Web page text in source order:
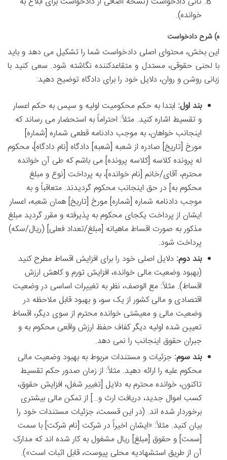
خوانده).
ه) شرح دادخواست
این بخش، محتوای اصلی دادخواست شما را تشکیل می دهد و باید
با لحنی حقوقی، مستدل و متقاعدکننده نگاشته شود. سعی کنید با
زبانی روشن و روان، دلایل خود را برای دادگاه توضیح دهید:
بند اول: ابتدا به حکم محکومیت اولیه و سپس به حکم اعسار
و تقسیط اشاره کنید. مثلاً: احتراماً به استحضار می رساند که
اینجانب خواهان، به موجب دادنامه قطعی شماره [شماره]
مورخ [تاریخ] صادره از شعبه [شعبه] دادگاه [نام دادگاه]، محکوم
له پرونده کلاسه [کلاسه پرونده] می باشم که طی آن خوانده
محترم، آقای/خانم [نام خوانده]، به پرداخت [نوع و مبلغ
محکوم به] در حق اینجانب محکوم گردیدند. متعاقباً و به
موجب دادنامه شماره [شماره] مورخ [تاریخ] همان شعبه، اعسار
ایشان از پرداخت یکجای محکوم به پذیرفته و مقرر گردید مبلغ
مذکور به صورت اقساط ماهیانه [مبلغ/تعداد فعلی] (ریال/سکه)
پرداخت شود.
بند دوم: دلایل اصلی خود را برای افزایش اقساط مطرح کنید
(بهبود وضعیت مالی خوانده، افزایش تورم و کاهش ارزش
اقساط). مثلاً: مع الوصف، نظر به تغییرات اساسی در وضعیت
اقتصادی و مالی کشور از یک سو، و بهبود قابل ملاحظه در
وضعیت مالی و معیشتی خوانده محترم از سوی دیگر، اقساط
تعیین شده اولیه دیگر کفاف حفظ ارزش واقعی محکوم به و
جبران حقوق اینجانب را نمی دهد.
بند سوم: جزئیات و مستندات مربوط به بهبود وضعیت مالی
محکوم علیه را ارائه دهید. مثلاً: از زمان صدور حکم تقسیط
تاکنون، خوانده محترم به دلایل [تغییر شغل، افزایش حقوق،
کسب اموال جدید، دریافت ارث و…] از تمکن مالی بیشتری
برخوردار شده اند. (در این قسمت، جزئیات مستندات خود را
بیان کنید. مثلاً: «ایشان اخیراً در شرکت [نام شرکت] با سمت
[سمت] و حقوق [مبلغ] ریال مشغول به کار شده اند که مدارک
آن از طریق استشهادیه محلی پیوست، قابل اثبات است»).